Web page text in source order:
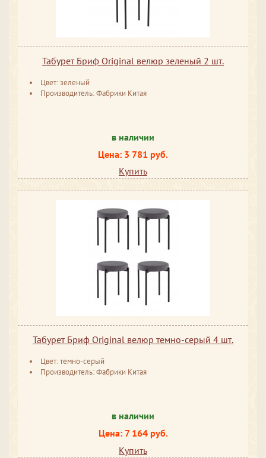
Табурет Бриф Original велюр зеленый 2 шт.
Цвет: зеленый
Производитель: Фабрики Китая
в наличии
Цена: 3 781 руб.
Купить
Табурет Бриф Original велюр темно-серый 4 шт.
Цвет: темно-серый
Производитель: Фабрики Китая
в наличии
Цена: 7 164 руб.
Купить